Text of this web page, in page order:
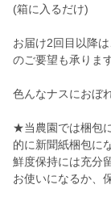
(箱に入るだけ)
お届け2回目以降
のご要望も承ります
色んなナスにおぼ
★当農園では梱包
的に新聞紙梱包に
鮮度保持には充分
お使いになるか、